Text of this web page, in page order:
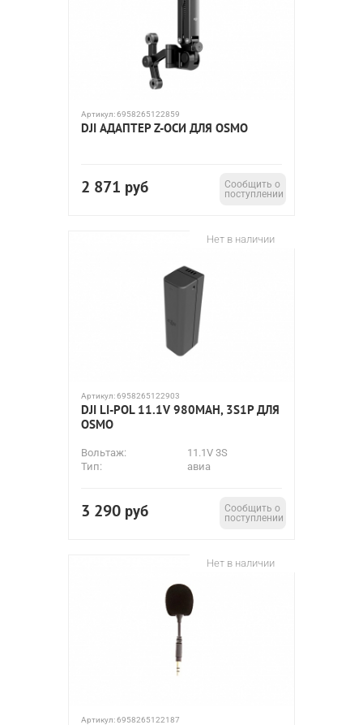
Артикул:6958265122859
DJI АДАПТЕР Z-ОСИ ДЛЯ OSMO
2 871 руб
Сообщить о
поступлении
Нет в наличии
Артикул:6958265122903
DJI LI-POL 11.1V 980MAH, 3S1P ДЛЯ
OSMO
Вольтаж:
11.1V 3S
Тип:
авиа
3 290 руб
Сообщить о
поступлении
Нет в наличии
Артикул:6958265122187